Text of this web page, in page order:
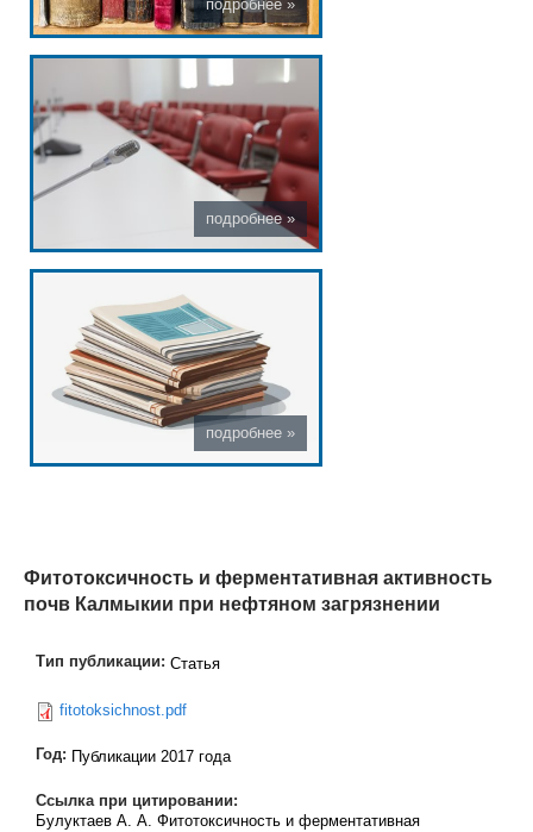
Фитотоксичность и ферментативная активность
почв Калмыкии при нефтяном загрязнении
Тип публикации: Статья
fitotoksichnost.pdf
Год: Публикации 2017 года
Ссылка при цитировании:
Булуктаев А. А. Фитотоксичность и ферментативная